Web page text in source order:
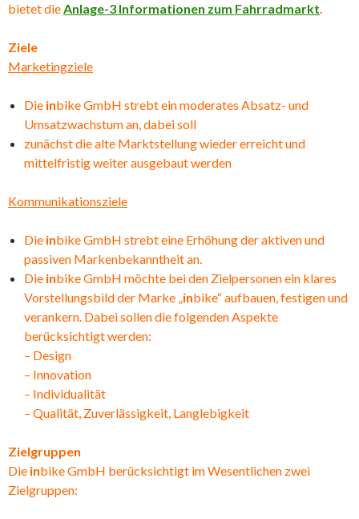
bietet dieAnlage-3 Informationen zum Fahrradmarkt.
Ziele
Marketingziele
Die inbike GmbH strebt ein moderates Absatz- und
Umsatzwachstum an, dabei soll
zunächst die alte Marktstellung wieder erreicht und
mittelfristig weiter ausgebaut werden
Kommunikationsziele
Die inbike GmbH strebt eine Erhöhung der aktiven und
passiven Markenbekanntheit an.
Die inbike GmbH möchte bei den Zielpersonen ein klares
Vorstellungsbild der Marke „inbike“ aufbauen, festigen und
verankern. Dabei sollen die folgenden Aspekte
berücksichtigt werden:
– Design
– Innovation
– Individualität
– Qualität, Zuverlässigkeit, Langlebigkeit
Zielgruppen
Die inbike GmbH berücksichtigt im Wesentlichen zwei
Zielgruppen: